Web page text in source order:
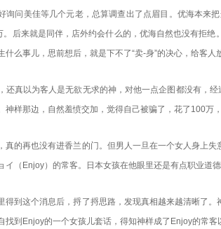
询问美佳等几个元老，总算调查出了点眉目。优海本来
。后来就是同伴，店外约会什么的，优海自然也没有拒
什么事儿，思前想后，就是下不了“卖-身”的决心，给客人
还真以为客人是无欲无求的神，对他一点企图都没有，
神样那边，自然羞愤交加，觉得自己被骗了，花了100万
真的再也没有进香兰的门。但男人一旦在一个女人身上
イ（Enjoy）的常客。日本女孩在他眼里还是有点职业道
得到这个消息后，捋了捋思路，发现真相越来越清晰了
找到Enjoy的一个女孩儿套话，得知神样成了Enjoy的常